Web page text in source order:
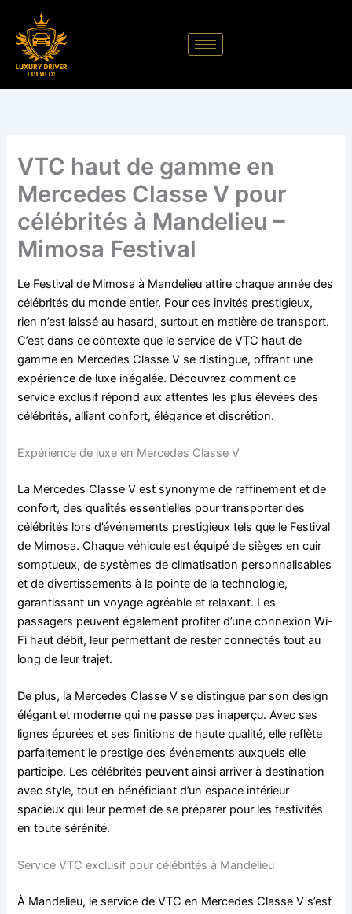
contenu
VTC haut de gamme en
Mercedes Classe V pour
célébrités à Mandelieu –
Mimosa Festival
Le Festival de Mimosa à Mandelieu attire chaque année des
célébrités du monde entier. Pour ces invités prestigieux,
rien n’est laissé au hasard, surtout en matière de transport.
C’est dans ce contexte que le service de VTC haut de
gamme en Mercedes Classe V se distingue, offrant une
expérience de luxe inégalée. Découvrez comment ce
service exclusif répond aux attentes les plus élevées des
célébrités, alliant confort, élégance et discrétion.
Expérience de luxe en Mercedes Classe V
La Mercedes Classe V est synonyme de raffinement et de
confort, des qualités essentielles pour transporter des
célébrités lors d’événements prestigieux tels que le Festival
de Mimosa. Chaque véhicule est équipé de sièges en cuir
somptueux, de systèmes de climatisation personnalisables
et de divertissements à la pointe de la technologie,
garantissant un voyage agréable et relaxant. Les
passagers peuvent également profiter d’une connexion Wi-
Fi haut débit, leur permettant de rester connectés tout au
long de leur trajet.
De plus, la Mercedes Classe V se distingue par son design
élégant et moderne qui ne passe pas inaperçu. Avec ses
lignes épurées et ses finitions de haute qualité, elle reflète
parfaitement le prestige des événements auxquels elle
participe. Les célébrités peuvent ainsi arriver à destination
avec style, tout en bénéficiant d’un espace intérieur
spacieux qui leur permet de se préparer pour les festivités
en toute sérénité.
Service VTC exclusif pour célébrités à Mandelieu
À Mandelieu, le service de VTC en Mercedes Classe V s’est